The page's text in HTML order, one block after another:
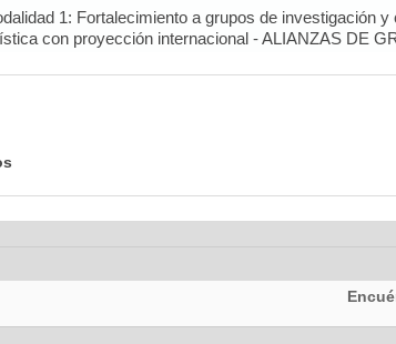
1: Fortalecimiento a grupos de investigación y
con proyección internacional - ALIANZAS DE